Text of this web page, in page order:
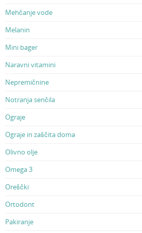
Mehčanje vode
Melanin
Mini bager
Naravni vitamini
Nepremičnine
Notranja senčila
Ograje
Ograje in zaščita doma
Olivno olje
Omega 3
Oreščki
Ortodont
Pakiranje